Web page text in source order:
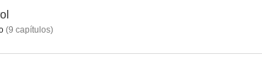
(9 capítulos)